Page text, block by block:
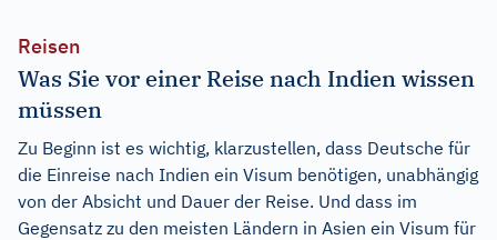
Reisen
Was Sie vor einer Reise nach Indien wissen
müssen
Zu Beginn ist es wichtig, klarzustellen, dass Deutsche für
die Einreise nach Indien ein Visum benötigen, unabhängig
von der Absicht und Dauer der Reise. Und dass im
Gegensatz zu den meisten Ländern in Asien ein Visum für